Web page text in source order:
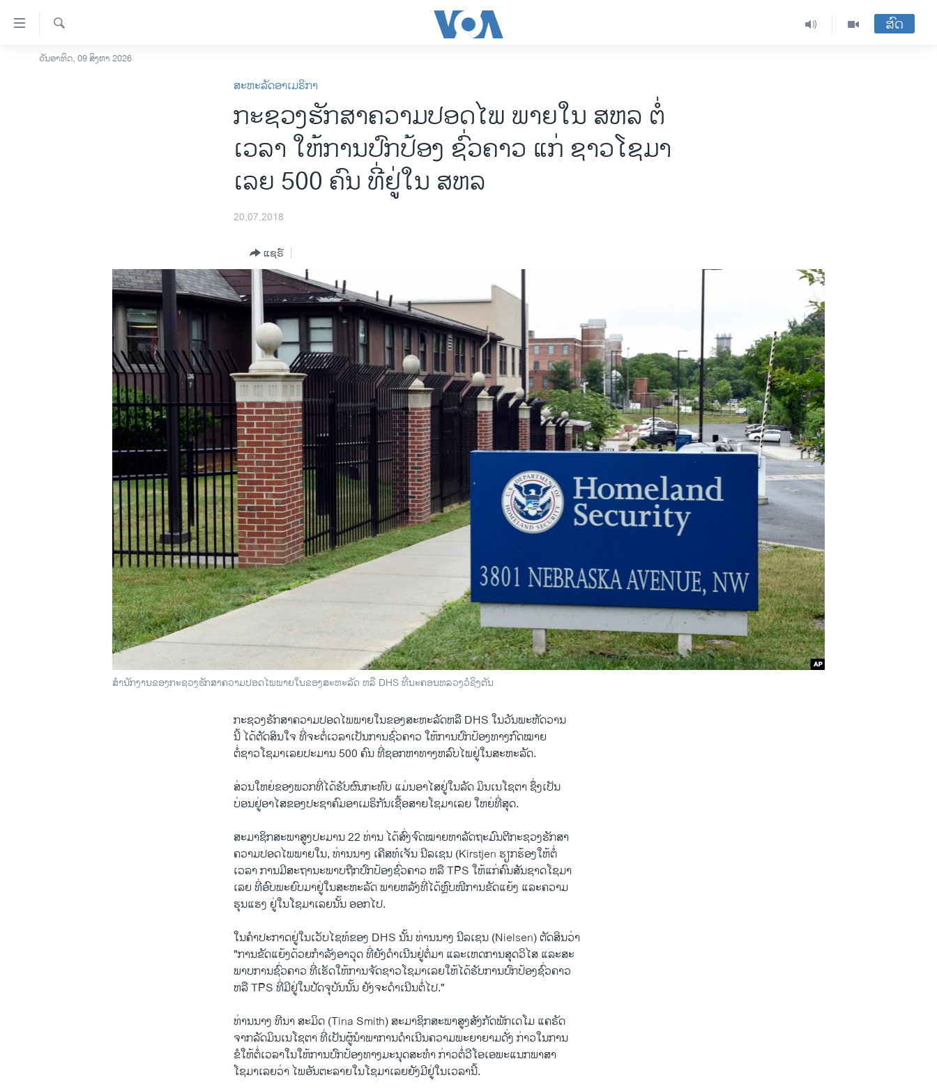
ລິ້ງ
ສຳຫລັບ
ໂຮມເພຈ
ວິທະຍາສາດ-ເທັກໂນໂລຈີ
ຄົ້ນຫາ
ສົດ
ວັນອາທິດ, 09 ສິງຫາ 2026
ສະຫະລັດອາເມຣິກາ
ກະຊວງ​ຮັກສາຄວາມປອດໄພ ພາຍ​ໃນ​ ​ສຫລ ຕໍ່​
ເວລາ ໃຫ້ການປົກປ້ອງ ຊົ່ວຄາວ ແກ່ ຊາວໂຊມາ
ເລຍ​ 500 ຄົນ ທີ່ຢູ່ໃນ ສຫລ
20,07,2018
ແຊຣ໌
ສໍານັກງານຂອງກະຊວງ​ຮັກສາຄວາມປອດໄພພາຍ​ໃນ​ຂອງ​ສະຫະລັດ ຫລື DHS ທີ່ນະຄອນຫລວງວໍຊິງຕັນ
ກະຊວງ​ຮັກສາຄວາມປອດໄພພາຍ​ໃນ​ຂອງ​ສະຫະລັດຫລື DHS ​ໃນ​ວັນ​ພະຫັດ​ວານ
​ນີ້​ ໄດ້​ຕັດສິນ​ໃຈ ​ທີ່​ຈະ​ຕໍ່​ເວລາເປັນການຊົ່ວຄາວ​ ໃຫ້ການ​ປົກ​ປ້ອງທາງ​ກົດໝາຍ
​ຕໍ່ຊາວ​ໂຊ​ມາເລຍປະມານ 500 ຄົນ​ ທີ່​ຊອກ​ຫາ​ທາງຫລົບໄພຢູ່​ໃນ​ສະຫະລັດ.
ສ່ວນ​ໃຫຍ່ຂອງ​ພວກ​ທີ່​ໄດ້​ຮັບ​ຜົນ​ກະທົບ​ ​ແມ່ນ​ອາ​ໄສ​ຢູ່​ໃນ​ລັດ ມິນ​ເນໂຊ​ຕາ ຊຶ່ງ​ເປັນ​
ບ່ອນຢູ່​ອາ​ໄສ​ຂອງ​ປະຊາ​ຄົມອາ​ເມຣິກັນເຊື້ອສາຍໂຊ​ມາເລຍ ​ໃຫຍ່ທີ່​ສຸດ.
ສະມາຊິກ​ສະພາ​ສູງ​ປະມານ 22 ທ່ານ ​ໄດ້​ສົ່ງ​ຈົດໝາຍຫາ​ລັດຖະມົນຕີ​ກະຊວງຮັກສາ
ຄວາມປອດໄພ​ພາຍໃນ, ທ່ານນາງ ​ເຄີ​ສທ໌​ເຈັນ ​ນີລ​ເຊ​ນ (Kirstjen ຮຽກຮ້ອງໃຫ້ຕໍ່
ເວລາ ​ການ​ມີສະຖານະພາບ​ຖືກ​ປົກ​ປ້ອງ​ຊົ່ວຄາວ ຫລື TPS ໃຫ້​ແກ່​ຄົນ​ສັນຊາດ​ໂຊ​ມາ
ເລຍ ທີ່​ອົບ​ພະຍົບມາ​ຢູ່​ໃນ​ສະຫະລັດ ​ພາຍ​ຫລັງ​ທີ່​ໄດ້​ຫຼົບໜີການ​ຂັດ​ແຍ້​ງ ​ແລະ​ຄວາມ
​ຮຸນ​ແຮງ ຢູ່​ໃນ​ໂຊ​ມາ​ເລຍ​ນັ້ນ ອອກ​ໄປ.
​ໃນ​ຄໍາ​ປະກາດ​ຢູ່​ໃນ​ເວັບ​ໄຊ​ທ໌ຂອງ DHS ນັ້ນ ທ່ານ​ນາງ ນີລ​ເຊ​ນ (Nielsen) ຕັດສິນ​ວ່າ
"ການ​ຂັດ​ແຍ້​ງດ້ວຍກຳລັງອາວຸດ ​ທີ່​ຍັງດຳເນີນຢູ່ຕໍ່ມາ ​ແລະເຫດການ​ສຸດ​ວິ​ໄສ ​ແລະ​ສະ
ພາບການ​ຊົ່ວຄາວ ​ທີ່​ເຮັດ​ໃຫ້ການ​ຈັດ​ຊາວ​ໂຊ​ມາເລຍໃຫ້​ໄດ້​ຮັບ​ການ​ປົກ​ປ້ອງ​ຊົ່ວຄາວ
ຫລື TPS ທີ່​ມີ​ຢູ່​ໃນ​ປັດຈຸບັນນັ້ນ ຍັງຈະດຳເນີນ​ຕໍ່​ໄປ."
ທ່ານ​ນາງ ທີ​ນາ ສະ​ມິດ (Tina Smith) ສະມາຊິກ​ສະພາ​ສູງ​ສັງກັດພັກເດໂມ ແຄຣັດ
ຈາກ​ລັດ​ມິນເ​ນໂຊ​ຕາ ທີ່​ເປັນ​ຜູ້​ນໍາພາ​ການ​ດໍາ​ເນີນ​ຄວາມ​ພະຍາຍາມ​ດັ່ງ ກ່າວ​ໃນ​ການ
ຂໍ​ໃຫ້ຕໍ່​ເວລາ​ໃນໃຫ້ການ​ປົກ​ປ້ອງ​ທາງມະ​ນຸດ​ສະ​ທໍາ​ ​ກ່າວ​ຕໍ່ວີ​ໂອ​ເອພະ​ແນ​ກພາສາ
​ໂຊ​ມາເລຍວ່າ ​ໄພ​ອັນ​ຕະລາຍໃນໂຊ​ມາ​ເລຍ​ຍັງ​ມີ​ຢູ່ໃນເວລານີ້.